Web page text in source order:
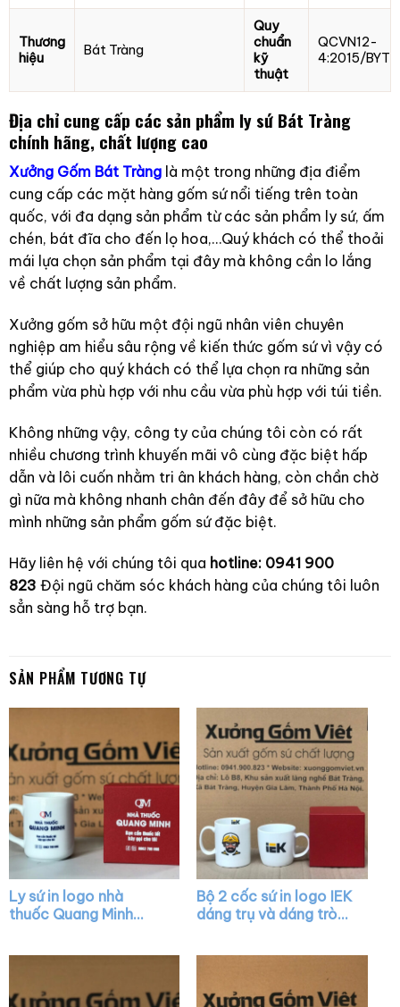
Thương
hiệu
Bát Tràng
Quy
chuẩn
kỹ
thuật
QCVN12-
4:2015/BYT
Địa chỉ cung cấp các sản phẩm ly sứ Bát Tràng
chính hãng, chất lượng cao
Xưởng Gốm Bát Tràng là một trong những địa điểm
cung cấp các mặt hàng gốm sứ nổi tiếng trên toàn
quốc, với đa dạng sản phẩm từ các sản phẩm ly sứ, ấm
chén, bát đĩa cho đến lọ hoa,…Quý khách có thể thoải
mái lựa chọn sản phẩm tại đây mà không cần lo lắng
về chất lượng sản phẩm.
Xưởng gốm sở hữu một đội ngũ nhân viên chuyên
nghiệp am hiểu sâu rộng về kiến thức gốm sứ vì vậy có
thể giúp cho quý khách có thể lựa chọn ra những sản
phẩm vừa phù hợp với nhu cầu vừa phù hợp với túi tiền.
Không những vậy, công ty của chúng tôi còn có rất
nhiều chương trình khuyến mãi vô cùng đặc biệt hấp
dẫn và lôi cuốn nhằm tri ân khách hàng, còn chần chờ
gì nữa mà không nhanh chân đến đây để sở hữu cho
mình những sản phẩm gốm sứ đặc biệt.
Hãy liên hệ với chúng tôi qua hotline: 0941 900
823 Đội ngũ chăm sóc khách hàng của chúng tôi luôn
sẳn sàng hỗ trợ bạn.
SẢN PHẨM TƯƠNG TỰ
Ly sứ in logo nhà
thuốc Quang Minh
Bộ 2 cốc sứ in logo IEK
dáng trụ và dáng tròn